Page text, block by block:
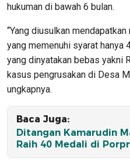
hukuman di bawah 6 bulan.
“Yang diusulkan
yang memenuhi syarat hanya
yang dinyatakan bebas yakni
kasus pengrusakan di Desa
ungkapnya.
Baca Juga:
Ditangan Kamarudin
Raih 40 Medali di